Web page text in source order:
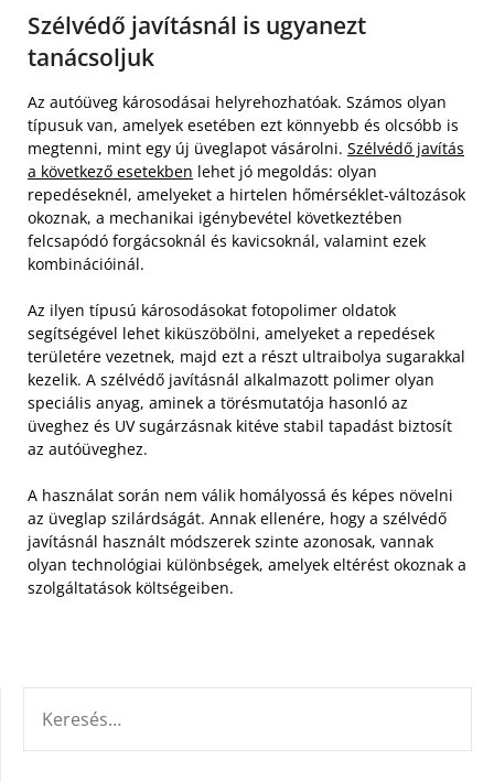
Szélvédő javításnál is ugyanezt
tanácsoljuk
Az autóüveg károsodásai helyrehozhatóak. Számos olyan
típusuk van, amelyek esetében ezt könnyebb és olcsóbb is
megtenni, mint egy új üveglapot vásárolni. Szélvédő javítás
a következő esetekben lehet jó megoldás: olyan
repedéseknél, amelyeket a hirtelen hőmérséklet-változások
okoznak, a mechanikai igénybevétel következtében
felcsapódó forgácsoknál és kavicsoknál, valamint ezek
kombinációinál.
Az ilyen típusú károsodásokat fotopolimer oldatok
segítségével lehet kiküszöbölni, amelyeket a repedések
területére vezetnek, majd ezt a részt ultraibolya sugarakkal
kezelik. A szélvédő javításnál alkalmazott polimer olyan
speciális anyag, aminek a törésmutatója hasonló az
üveghez és UV sugárzásnak kitéve stabil tapadást biztosít
az autóüveghez.
A használat során nem válik homályossá és képes növelni
az üveglap szilárdságát. Annak ellenére, hogy a szélvédő
javításnál használt módszerek szinte azonosak, vannak
olyan technológiai különbségek, amelyek eltérést okoznak a
szolgáltatások költségeiben.